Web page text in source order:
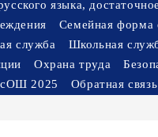
языка,
Семейная форма
служба
Школьная
Охрана труда
2025 Обратная связь